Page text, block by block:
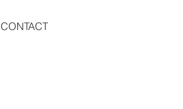
CONTACT